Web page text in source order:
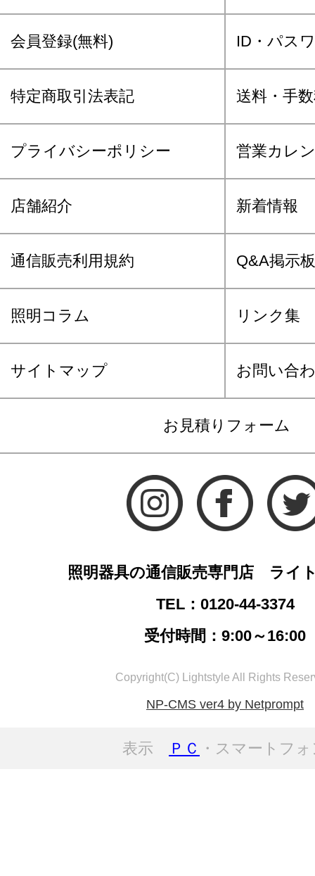
会員登録(無料) ID・パス
特定商取引法表記 送料・手
プライバシーポリシー 営業カレ
店舗紹介 新着情報
通信販売利用規約 Q&A掲示板
照明コラム リンク集
サイトマップ お問い合
お見積りフォーム
照明器具の通信販売専門店 ライ
TEL：0120-44-3374
受付時間：9:00～16:00
Copyright(C) Lightstyle All Rights
NP-CMS ver4 by Netprompt
表示 ＰＣ ・スマートフ